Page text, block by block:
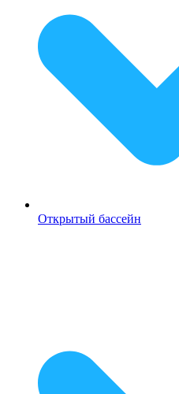
Открытый бассейн